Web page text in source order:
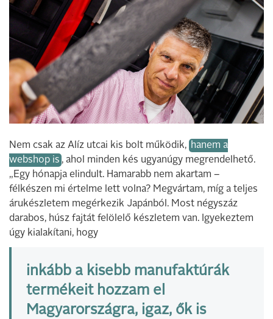
Nem csak az Alíz utcai kis bolt működik, hanem a
webshop is , ahol minden kés ugyanúgy megrendelhető.
„Egy hónapja elindult. Hamarabb nem akartam –
félkészen mi értelme lett volna? Megvártam, míg a teljes
árukészletem megérkezik Japánból. Most négyszáz
darabos, húsz fajtát felölelő készletem van. Igyekeztem
úgy kialakítani, hogy
inkább a kisebb manufaktúrák
termékeit hozzam el
Magyarországra, igaz, ők is